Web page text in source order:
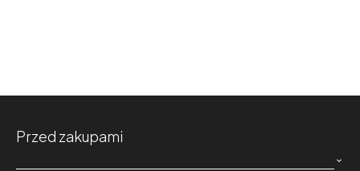
Przed zakupami
